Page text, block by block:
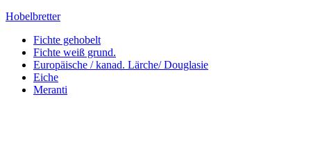
Hobelbretter
Fichte gehobelt
Fichte weiß grund.
Europäische / kanad. Lärche/ Douglasie
Eiche
Meranti